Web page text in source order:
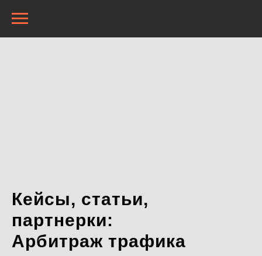
Кейсы, статьи,
партнерки:
Арбитраж трафика